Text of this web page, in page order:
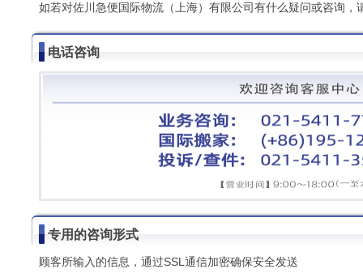
如若对佐川急便国际物流（上海）有限公司有什么疑问或咨询
电话咨询
专用的咨询形式
顾客所输入的信息，通过SSL通信加密确保安全发送